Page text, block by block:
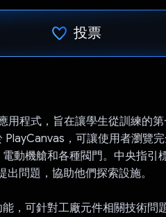
投票
用程式，旨在讓學生從訓練的
，可讓使用者瀏覽
動機艙和各種閥門。中央指引
問題，協助他們探索設施。
，可針對工廠元件相關技術問